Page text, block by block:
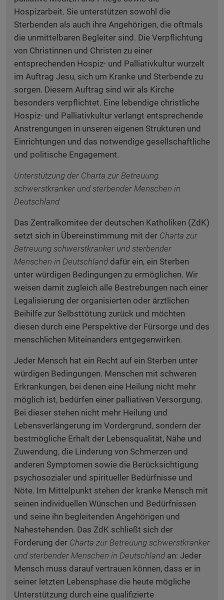
Hospizarbeit. Sie unterstützen sowohl die
Sterbenden als auch ihre Angehörigen, die oftmals
die unmittelbaren Begleiter sind. Die Verpflichtung
von Christinnen und Christen zu einer
entsprechenden Hospiz- und Palliativkultur wurzelt
im Auftrag Jesu, sich um Kranke und Sterbende zu
sorgen. Diesem Auftrag sind wir als Kirche
besonders verpflichtet. Eine lebendige christliche
Hospiz- und Palliativkultur verlangt entsprechende
Anstrengungen in unseren eigenen Strukturen und
Einrichtungen und das notwendige gesellschaftliche
und politische Engagement.
Unterstützung der Charta zur Betreuung
schwerstkranker und sterbender Menschen in
Deutschland
Das Zentralkomitee der deutschen Katholiken (ZdK)
setzt sich in Übereinstimmung mit der Charta zur
Betreuung schwerstkranker und sterbender
Menschen in Deutschland dafür ein, ein Sterben
unter würdigen Bedingungen zu ermöglichen. Wir
weisen damit zugleich alle Bestrebungen nach einer
Legalisierung der organisierten oder ärztlichen
Beihilfe zur Selbsttötung zurück und möchten
diesen durch eine Perspektive der Fürsorge und des
menschlichen Miteinanders entgegenwirken.
Jeder Mensch hat ein Recht auf ein Sterben unter
würdigen Bedingungen. Menschen mit schweren
Erkrankungen, bei denen eine Heilung nicht mehr
möglich ist, bedürfen einer palliativen Versorgung.
Bei dieser stehen nicht mehr Heilung und
Lebensverlängerung im Vordergrund, sondern der
bestmögliche Erhalt der Lebensqualität, Nähe und
Zuwendung, die Linderung von Schmerzen und
anderen Symptomen sowie die Berücksichtigung
psychosozialer und spiritueller Bedürfnisse und
Nöte. Im Mittelpunkt stehen der kranke Mensch mit
seinen individuellen Wünschen und Bedürfnissen
und seine ihn begleitenden Angehörigen und
Nahestehenden. Das ZdK schließt sich der
Forderung der Charta zur Betreuung schwerstkranker
und sterbender Menschen in Deutschland an: Jeder
Mensch muss darauf vertrauen können, dass er in
seiner letzten Lebensphase die heute mögliche
Unterstützung durch eine qualifizierte